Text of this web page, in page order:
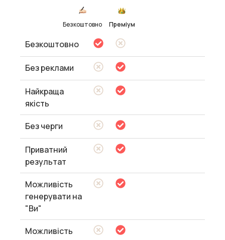
Безкоштовно Преміум
Безкоштовно
Без реклами
Найкраща
якість
Без черги
Приватний
результат
Можливість
генерувати на
"Ви"
Можливість